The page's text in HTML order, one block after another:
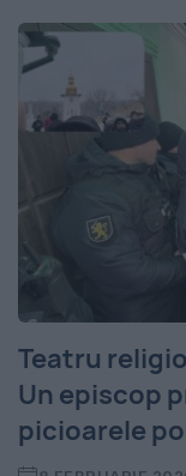
Teatru
Un episcop
picioarele